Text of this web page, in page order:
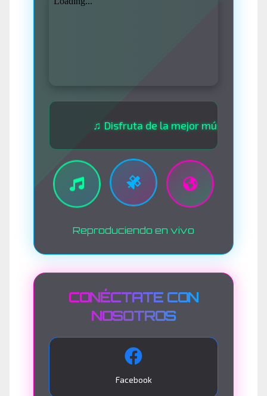
♫ Disfruta de la mejor música las 24
Reproduciendo en vivo
CONÉCTATE CON
NOSOTROS
Facebook